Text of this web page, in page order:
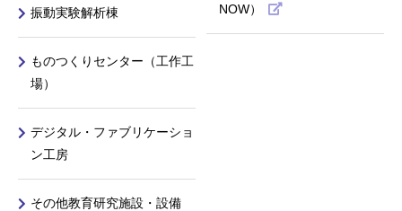
振動実験解析棟
ものつくりセンター（工作工
場）
デジタル・ファブリケーショ
ン工房
その他教育研究施設・設備
NOW）